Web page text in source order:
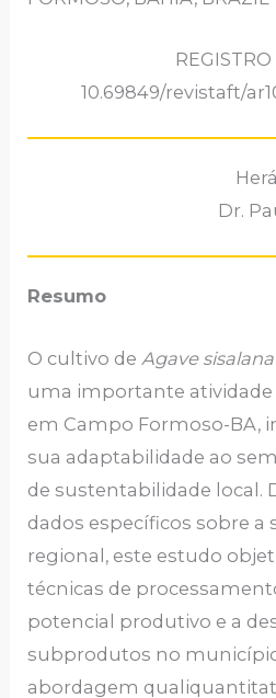
10.69849/revistaft/
Dr.
Resumo
O cultivo de Agave sisalana
uma importante atividade
em Campo Formoso-BA,
sua adaptabilidade ao
de sustentabilidade local.
dados específicos sobre a
regional, este estudo
técnicas de
potencial produtivo e a
subprodutos no
abordagem